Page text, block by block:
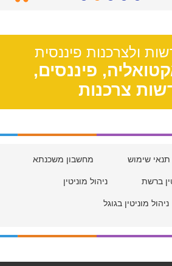
ולצרכנות פיננסית
פיננסים,
צרכנות
תנאי שימוש מחשבון משכנתא
ברשת ניהול מוניטין
ניהול מוניטין בגוגל